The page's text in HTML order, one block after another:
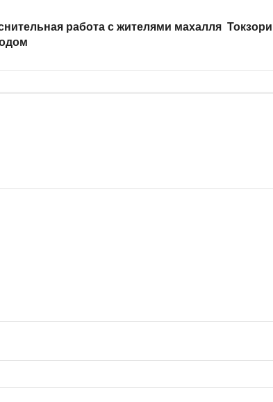
работа с жителями махалля